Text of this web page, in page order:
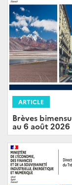
ARTICLE
Brèves
au 6 août 2026